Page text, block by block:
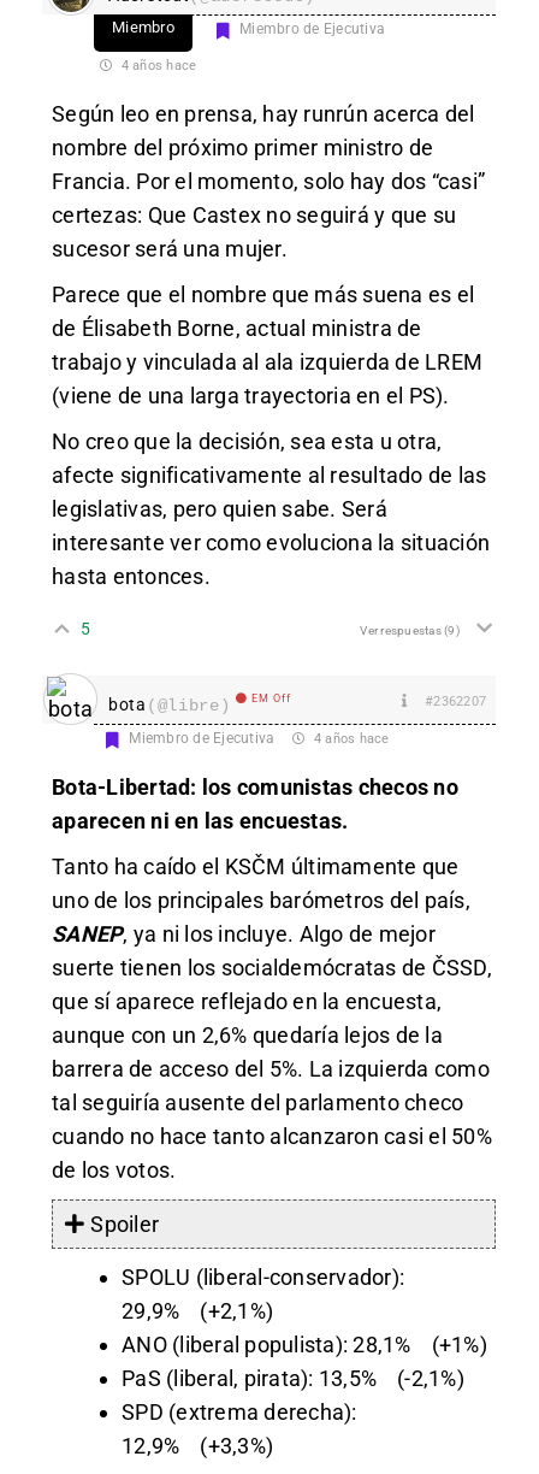
Miembro Miembro de Ejecutiva
4 años hace
Según leo en prensa, hay runrún acerca del
nombre del próximo primer ministro de
Francia. Por el momento, solo hay dos “casi”
certezas: Que Castex no seguirá y que su
sucesor será una mujer.
Parece que el nombre que más suena es el
de Élisabeth Borne, actual ministra de
trabajo y vinculada al ala izquierda de LREM
(viene de una larga trayectoria en el PS).
No creo que la decisión, sea esta u otra,
afecte significativamente al resultado de las
legislativas, pero quien sabe. Será
interesante ver como evoluciona la situación
hasta entonces.
5 Ver respuestas(9)
bota (@libre) EM Off #2362207
Miembro de Ejecutiva 4 años hace
Bota-Libertad: los comunistas checos no
aparecen ni en las encuestas.
Tanto ha caído el KSČM últimamente que
uno de los principales barómetros del país,
SANEP, ya ni los incluye. Algo de mejor
suerte tienen los socialdemócratas de ČSSD,
que sí aparece reflejado en la encuesta,
aunque con un 2,6% quedaría lejos de la
barrera de acceso del 5%. La izquierda como
tal seguiría ausente del parlamento checo
cuando no hace tanto alcanzaron casi el 50%
de los votos.
Spoiler
SPOLU (liberal-conservador):
29,9% (+2,1%)
ANO (liberal populista): 28,1% (+1%)
PaS (liberal, pirata): 13,5% (-2,1%)
SPD (extrema derecha):
12,9% (+3,3%)